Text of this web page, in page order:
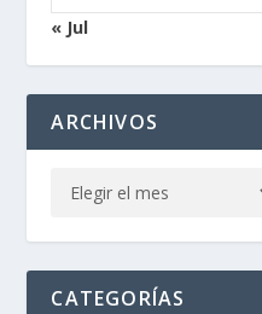
« Jul
ARCHIVOS
CATEGORÍAS